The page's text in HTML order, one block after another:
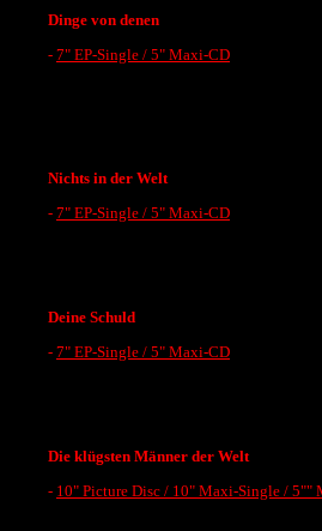
Dinge von denen
- 7" EP-Single / 5" Maxi-CD
Nichts in der Welt
- 7" EP-Single / 5" Maxi-CD
Deine Schuld
- 7" EP-Single / 5" Maxi-CD
Die klügsten Männer der Welt
- 10" Picture Disc / 10" Maxi-Single / 5""